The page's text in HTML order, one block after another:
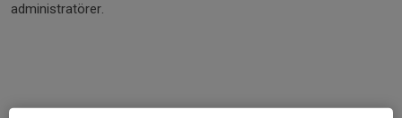
administratörer.